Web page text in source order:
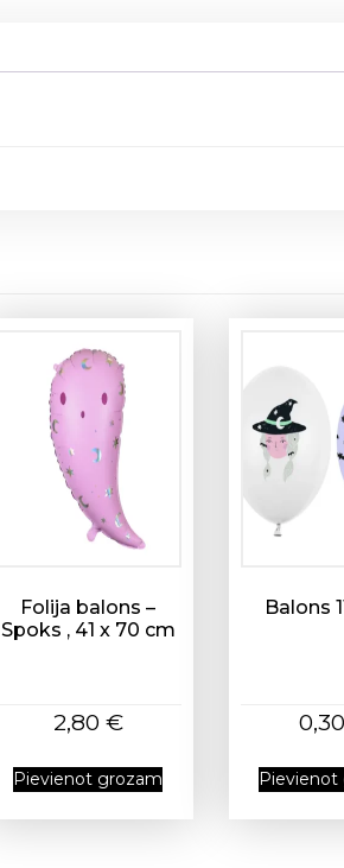
Folija balons –
Spoks , 41 x 70 cm
2,80 €
Pievienot grozam
Balons
0,30
Pievienot